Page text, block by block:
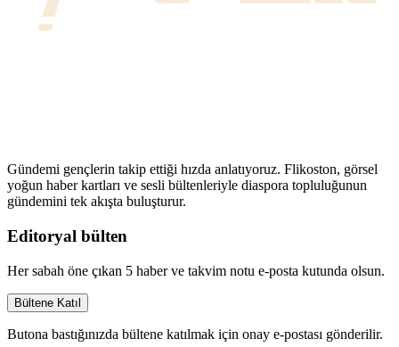
Gündemi gençlerin takip ettiği hızda anlatıyoruz. Flikoston, görsel
yoğun haber kartları ve sesli bültenleriyle diaspora topluluğunun
gündemini tek akışta buluşturur.
Editoryal bülten
Her sabah öne çıkan 5 haber ve takvim notu e-posta kutunda olsun.
Bültene Katıl
Butona bastığınızda bültene katılmak için onay e-postası gönderilir.